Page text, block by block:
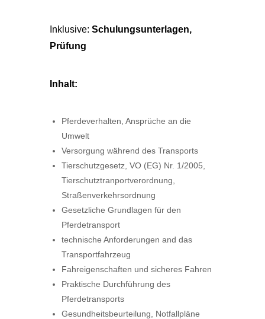
Inklusive: Schulungsunterlagen,
Prüfung
Inhalt:
Pferdeverhalten, Ansprüche an die
Umwelt
Versorgung während des Transports
Tierschutzgesetz, VO (EG) Nr. 1/2005,
Tierschutztranportverordnung,
Straßenverkehrsordnung
Gesetzliche Grundlagen für den
Pferdetransport
technische Anforderungen and das
Transportfahrzeug
Fahreigenschaften und sicheres Fahren
Praktische Durchführung des
Pferdetransports
Gesundheitsbeurteilung, Notfallpläne